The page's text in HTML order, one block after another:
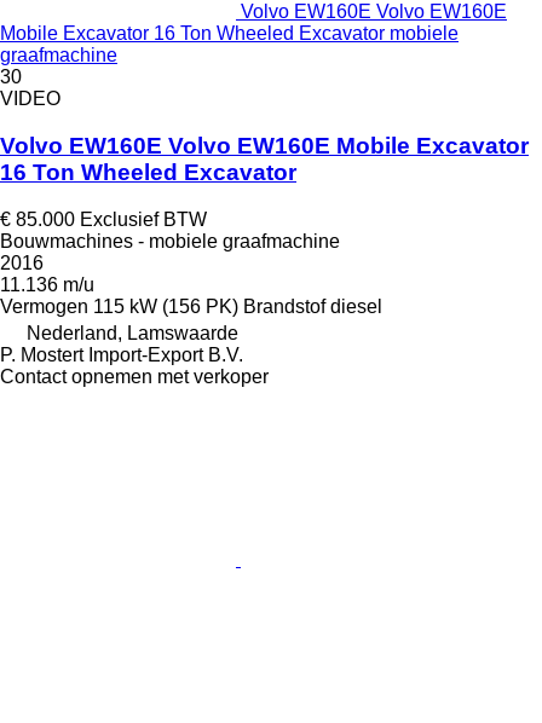
Volvo EW160E Volvo EW160E
Mobile Excavator 16 Ton Wheeled Excavator mobiele
graafmachine
30
VIDEO
Volvo EW160E Volvo EW160E Mobile Excavator
16 Ton Wheeled Excavator
€ 85.000 Exclusief BTW
Bouwmachines - mobiele graafmachine
2016
11.136 m/u
Vermogen 115 kW (156 PK) Brandstof diesel
Nederland, Lamswaarde
P. Mostert Import-Export B.V.
Contact opnemen met verkoper